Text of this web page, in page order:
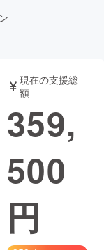
音楽
ゲーム・サ
現在の支援総
額
359,
500
円